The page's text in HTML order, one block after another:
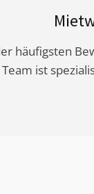
häufigsten
Team ist